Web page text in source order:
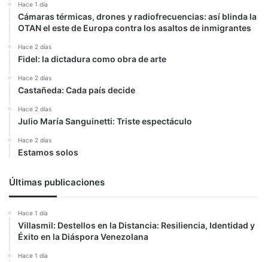
Hace 1 día
Cámaras térmicas, drones y radiofrecuencias: así blinda la
OTAN el este de Europa contra los asaltos de inmigrantes
Hace 2 días
Fidel: la dictadura como obra de arte
Hace 2 días
Castañeda: Cada país decide
Hace 2 días
Julio María Sanguinetti: Triste espectáculo
Hace 2 días
Estamos solos
Últimas publicaciones
Hace 1 día
Villasmil: Destellos en la Distancia: Resiliencia, Identidad y
Éxito en la Diáspora Venezolana
Hace 1 día